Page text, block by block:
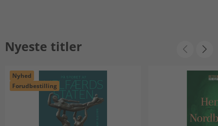
Nyeste titler
Nyhed
Forudbestilling